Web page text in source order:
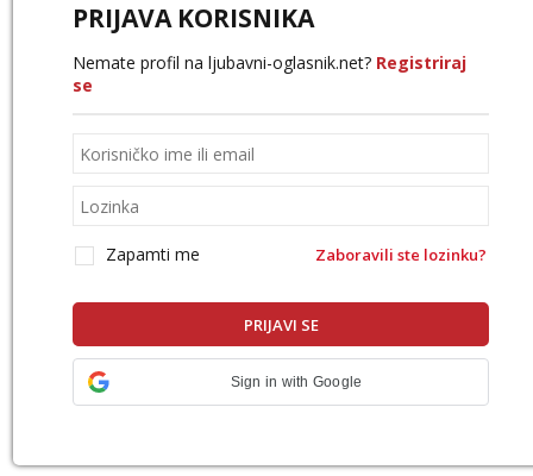
PRIJAVA KORISNIKA
Nemate profil na ljubavni-oglasnik.net? Registriraj
se
Zapamti me Zaboravili ste lozinku?
Sign in with Google